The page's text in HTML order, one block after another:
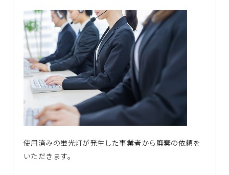
使用済みの蛍光灯が発生した事業者から廃棄の依頼を
いただきます。